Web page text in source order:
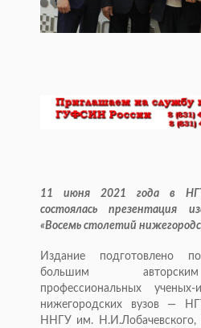
11 июня 2021 года в
состоялась презентация
«Восемь столетий
Издание подготовлено
большим
профессиональных
нижегородских вузов —
ННГУ им.